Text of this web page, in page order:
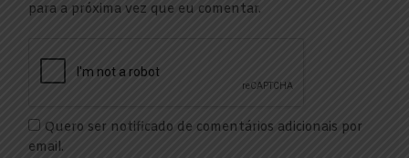
para a próxima vez que eu comentar.
Quero ser notificado de comentários adicionais por
email.